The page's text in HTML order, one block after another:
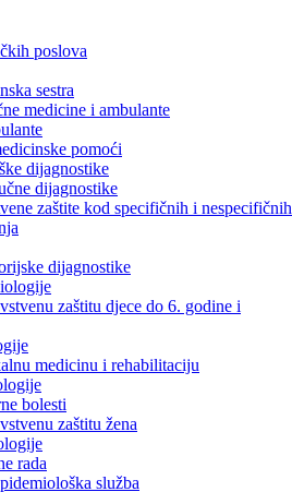
poslova
sestra
medicine i ambulante
pomoći
dijagnostike
dijagnostike
zaštite kod specifičnih i nespecifičnih
dijagnostike
zaštitu djece do 6. godine i
medicinu i rehabilitaciju
bolesti
zaštitu žena
rada
služba